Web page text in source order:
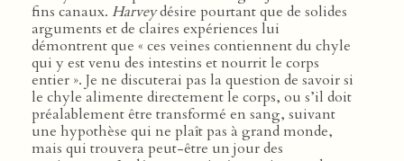
fins canaux. Harveydésire pourtant que de solides
arguments et de claires expériences lui
démontrent que « ces veines contiennent du chyle
qui y est venu des intestins et nourrit le corps
entier ». Je ne discuterai pas la question de savoir si
le chyle alimente directement le corps, ou s’il doit
préalablement être transformé en sang, suivant
une hypothèse qui ne plaît pas à grand monde,
mais qui trouvera peut-être un jour des